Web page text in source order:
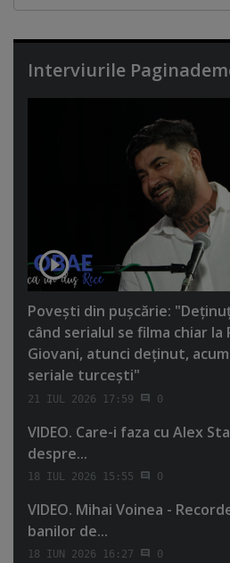
Interviurile
Poveşti din puşcărie:
când serialul se filma chiar la
Giovani, atunci deţinut,
seriale turceşti"
21 IUL 2026 17:59 0
VIDEO. Care-i faza cu Alex
despre...
18 IUL 2026 15:55 0
VIDEO. Mihai Voinea -
banilor de...
18 IUN 2026 16:27 0